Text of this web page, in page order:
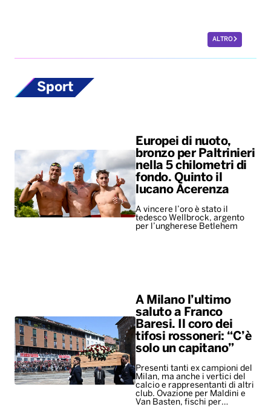
ALTRO
Sport
Europei di nuoto,
bronzo per Paltrinieri
nella 5 chilometri di
fondo. Quinto il
lucano Acerenza
A vincere l’oro è stato il
tedesco Wellbrock, argento
per l’ungherese Betlehem
A Milano l’ultimo
saluto a Franco
Baresi. Il coro dei
tifosi rossoneri: “C’è
solo un capitano”
Presenti tanti ex campioni del
Milan, ma anche i vertici del
calcio e rappresentanti di altri
club. Ovazione per Maldini e
Van Basten, fischi per…